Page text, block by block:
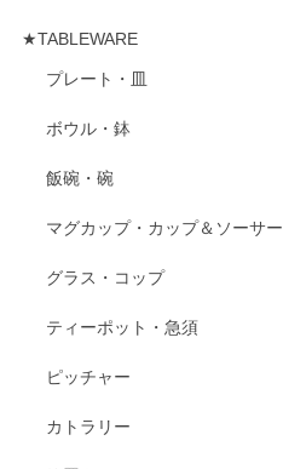
★TABLEWARE
プレート・皿
ボウル・鉢
飯碗・碗
マグカップ・カップ＆ソーサー
グラス・コップ
ティーポット・急須
ピッチャー
カトラリー